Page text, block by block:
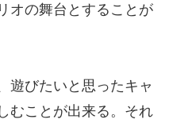
オの舞台とすることが
遊びたいと思ったキャ
むことが出来る。それ